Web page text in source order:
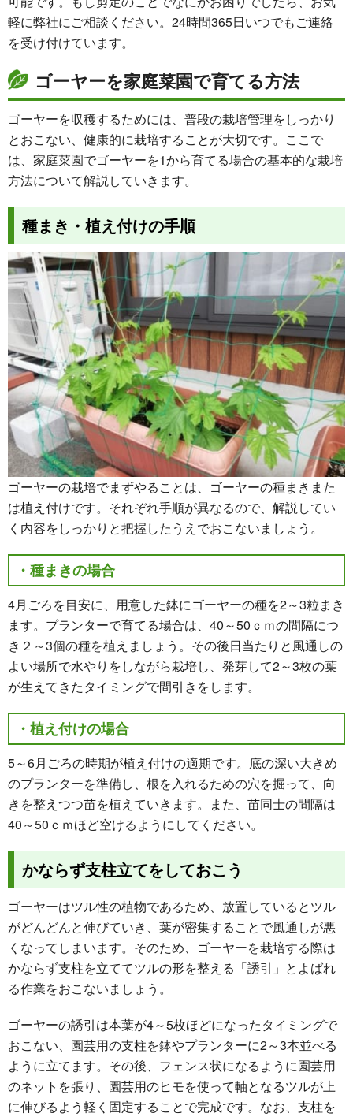
軽に弊社にご相談ください。24時間365日いつでもご連絡
を受け付けています。
ゴーヤーを家庭菜園で育てる方法
ゴーヤーを収穫するためには、普段の栽培管理をしっかり
とおこない、健康的に栽培することが大切です。ここで
は、家庭菜園でゴーヤーを1から育てる場合の基本的な栽培
方法について解説していきます。
種まき・植え付けの手順
ゴーヤーの栽培でまずやることは、ゴーヤーの種まきまた
は植え付けです。それぞれ手順が異なるので、解説してい
く内容をしっかりと把握したうえでおこないましょう。
・種まきの場合
4月ごろを目安に、用意した鉢にゴーヤーの種を2～3粒まき
ます。プランターで育てる場合は、40～50ｃｍの間隔につ
き２～3個の種を植えましょう。その後日当たりと風通しの
よい場所で水やりをしながら栽培し、発芽して2～3枚の葉
が生えてきたタイミングで間引きをします。
・植え付けの場合
5～6月ごろの時期が植え付けの適期です。底の深い大きめ
のプランターを準備し、根を入れるための穴を掘って、向
きを整えつつ苗を植えていきます。また、苗同士の間隔は
40～50ｃｍほど空けるようにしてください。
かならず支柱立てをしておこう
ゴーヤーはツル性の植物であるため、放置しているとツル
がどんどんと伸びていき、葉が密集することで風通しが悪
くなってしまいます。そのため、ゴーヤーを栽培する際は
かならず支柱を立ててツルの形を整える「誘引」とよばれ
る作業をおこないましょう。
ゴーヤーの誘引は本葉が4～5枚ほどになったタイミングで
おこない、園芸用の支柱を鉢やプランターに2～3本並べる
ように立てます。その後、フェンス状になるように園芸用
のネットを張り、園芸用のヒモを使って軸となるツルが上
に伸びるよう軽く固定することで完成です。なお、支柱を